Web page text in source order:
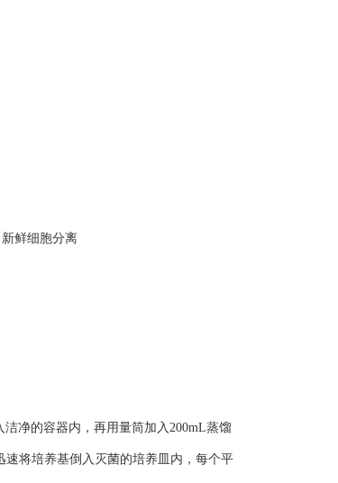
鲜细胞分离
净的容器内，再用量筒加入200mL蒸馏
将培养基倒入灭菌的培养皿内，每个平